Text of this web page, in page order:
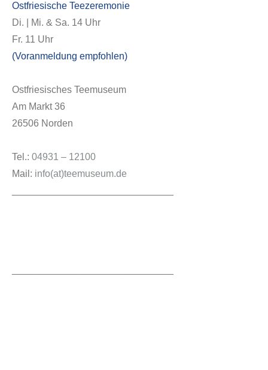
Ostfriesische Teezeremonie
Di. | Mi. & Sa. 14 Uhr
Fr. 11 Uhr
(Voranmeldung empfohlen)
Ostfriesisches Teemuseum
Am Markt 36
26506 Norden
Tel.: 04931 – 12100
Mail: info(at)teemuseum.de